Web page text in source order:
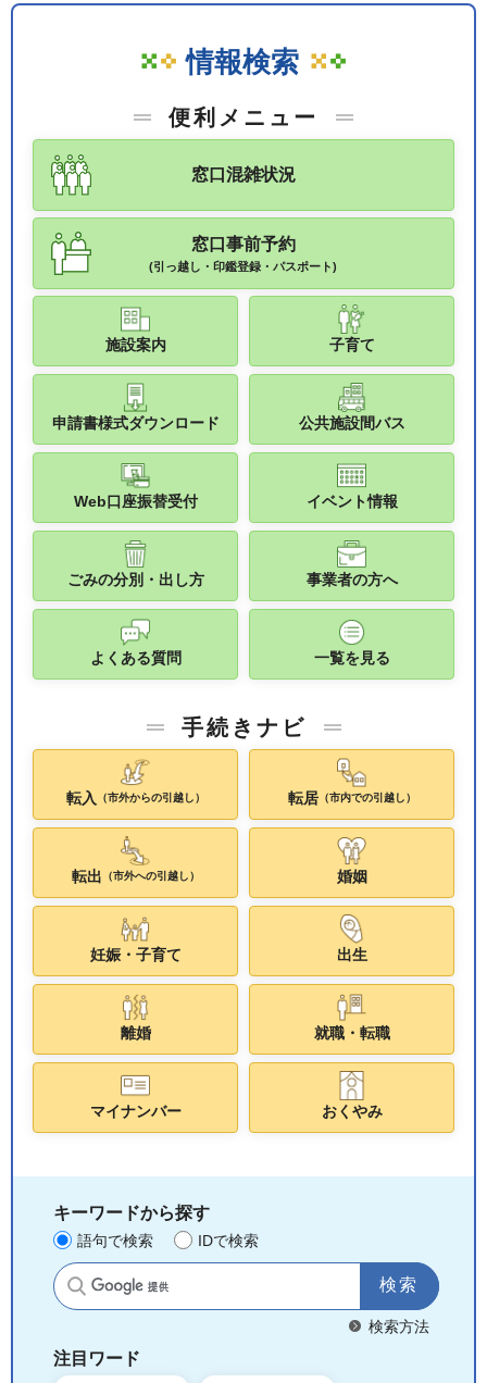
情報検索
便利メニュー
窓口混雑状況
窓口事前予約
(引っ越し・印鑑登録・パスポート)
施設案内 子育て
申請書様式ダウンロード 公共施設間バス
Web口座振替受付 イベント情報
ごみの分別・出し方 事業者の方へ
よくある質問 一覧を見る
手続きナビ
転入 （市外からの引越し） 転居（市内での引越し）
転出 （市外への引越し） 婚姻
妊娠・子育て 出生
離婚 就職・転職
マイナンバー おくやみ
キーワードから探す
語句で検索 IDで検索
サイト内検索
検索方法
注目ワード